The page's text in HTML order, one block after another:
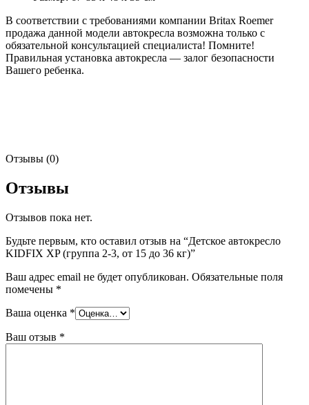
В соответствии с требованиями компании Britax Roemer
продажа данной модели автокресла возможна только с
обязательной консультацией специалиста! Помните!
Правильная установка автокресла — залог безопасности
Вашего ребенка.
Отзывы (0)
Отзывы
Отзывов пока нет.
Будьте первым, кто оставил отзыв на “Детское автокресло
KIDFIX XP (группа 2-3, от 15 до 36 кг)”
Ваш адрес email не будет опубликован. Обязательные поля
помечены *
Ваша оценка *
Ваш отзыв *